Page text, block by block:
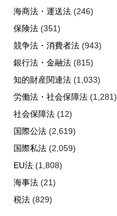
海商法・運送法(246)
保険法(351)
競争法・消費者法(943)
銀行法・金融法(815)
知的財産関連法(1,033)
労働法・社会保障法(1,281)
社会保障法(12)
国際公法(2,619)
国際私法(2,059)
EU法(1,808)
海事法(21)
税法(829)